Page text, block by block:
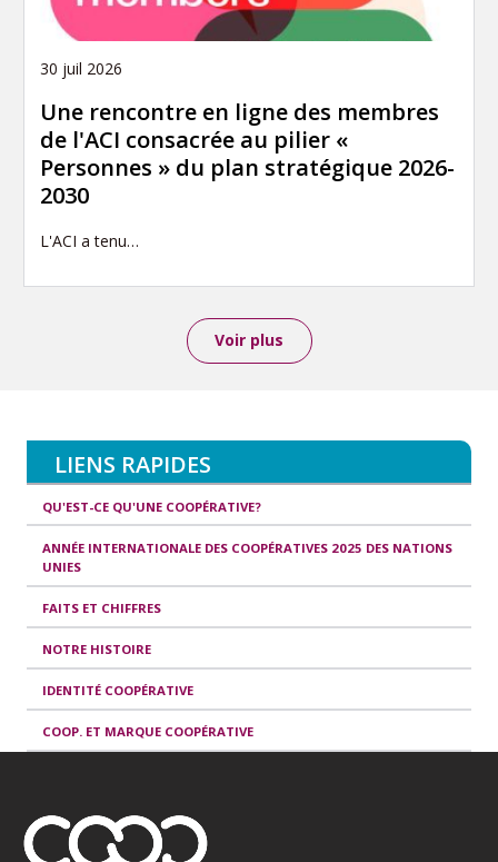
30 juil 2026
Une rencontre en ligne des membres
de l'ACI consacrée au pilier «
Personnes » du plan stratégique 2026-
2030
L'ACI a tenu…
Voir plus
LIENS RAPIDES
QU'EST-CE QU'UNE COOPÉRATIVE?
ANNÉE INTERNATIONALE DES COOPÉRATIVES 2025 DES NATIONS
UNIES
FAITS ET CHIFFRES
NOTRE HISTOIRE
IDENTITÉ COOPÉRATIVE
COOP. ET MARQUE COOPÉRATIVE